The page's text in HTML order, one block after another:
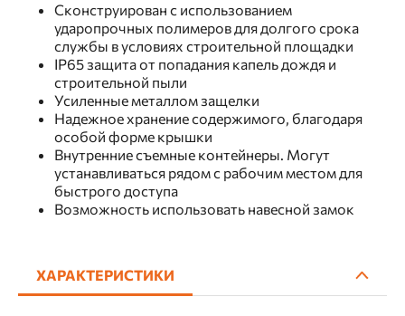
Сконструирован с использованием
ударопрочных полимеров для долгого срока
службы в условиях строительной площадки
IP65 защита от попадания капель дождя и
строительной пыли
Усиленные металлом защелки
Надежное хранение содержимого, благодаря
особой форме крышки
Внутренние съемные контейнеры. Могут
устанавливаться рядом с рабочим местом для
быстрого доступа
Возможность использовать навесной замок
ХАРАКТЕРИСТИКИ